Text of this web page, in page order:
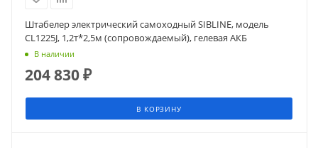
Штабелер электрический самоходный SIBLINE, модель
CL1225J, 1,2т*2,5м (сопровождаемый), гелевая АКБ
В наличии
204 830₽
В КОРЗИНУ